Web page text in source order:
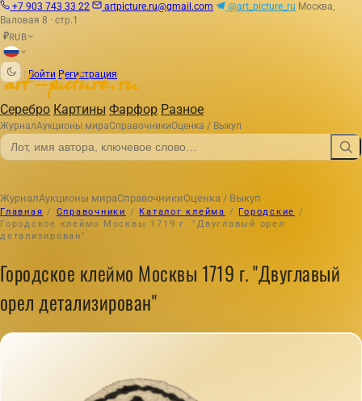
+7 903 743 33 22 artpicture.ru@gmail.com @art_picture_ru Москва,
Валовая 8 · стр.1
₽RUB
Войти Регистрация
Серебро Картины Фарфор Разное
ЖурналАукционы мираСправочникиОценка / Выкуп
ЖурналАукционы мираСправочникиОценка / Выкуп
Главная / Справочники / Каталог клейма / Городские /
Городское клеймо Москвы 1719 г. "Двуглавый орел
детализирован"
Городское клеймо Москвы 1719 г. "Двуглавый
орел детализирован"